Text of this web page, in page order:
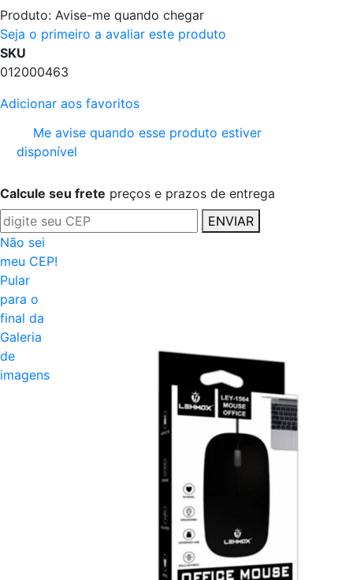
Produto: Avise-me quando chegar
Seja o primeiro a avaliar este produto
SKU
012000463
Adicionar aos favoritos
Me avise quando esse produto estiver
disponível
Calcule seu frete preços e prazos de entrega
ENVIAR
Não sei
meu CEP!
Pular
para o
final da
Galeria
de
imagens